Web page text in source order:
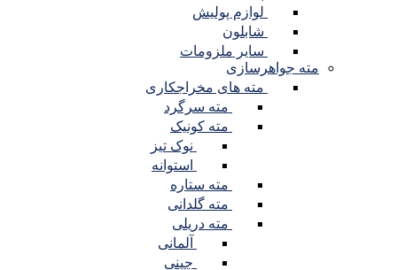
لوازم پولیش
شابلون
سایر ملزومات
مته جواهرسازی
مته های مخراجکاری
مته سرگرد
مته کونیک
نوک تیز
استوانه
مته ستاره
مته گلدانی
مته دریلی
آلمانی
چینی